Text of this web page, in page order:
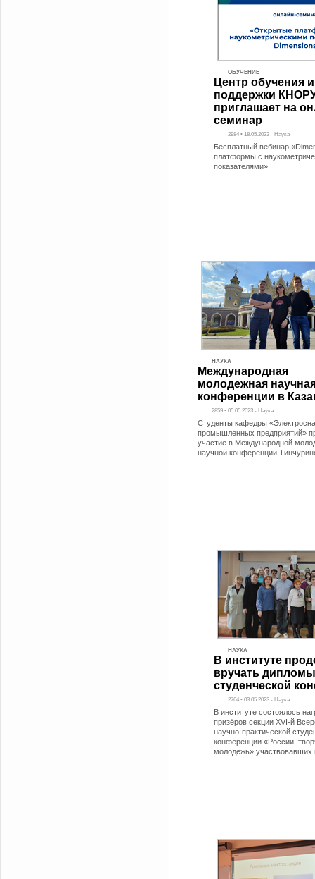
ОБУЧЕНИЕ
Центр обучения и
поддержки
приглашает на
семинар
2984 • 18.05.2023 - Наука
Бесплатный вебинар
платформы с
показателями»
НАУКА
Международная
молодежная
конференции в
2859 • 05.05.2023 - Наука
Студенты кафедры
промышленных предприятий»
участие в Международной
научной конференции
НАУКА
В институте
вручать
студенческой
2764 • 03.05.2023 - Наука
В институте состоялось
призёров секции XVI-й
научно-практической
конференции
молодёжь»